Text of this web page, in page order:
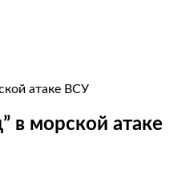
в морской атаке